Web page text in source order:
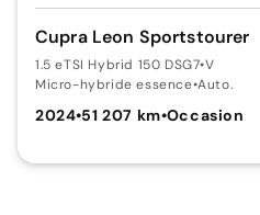
Cupra Leon Sportstourer
1.5 eTSI Hybrid 150 DSG7•V
Micro-hybride essence•Auto.
2024•51 207 km•Occasion